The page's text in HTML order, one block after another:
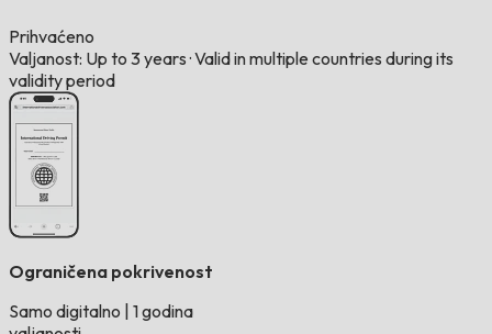
Prihvaćeno
Valjanost: Up to 3 years ·Valid in multiple countries during its
validity period
Ograničena pokrivenost
Samo digitalno 1 godina